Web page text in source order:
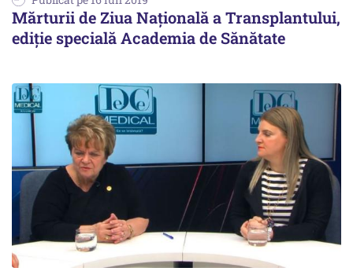
Mărturii de Ziua Națională a Transplantului,
ediție specială Academia de Sănătate